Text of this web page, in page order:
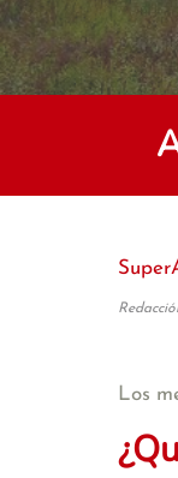
Los